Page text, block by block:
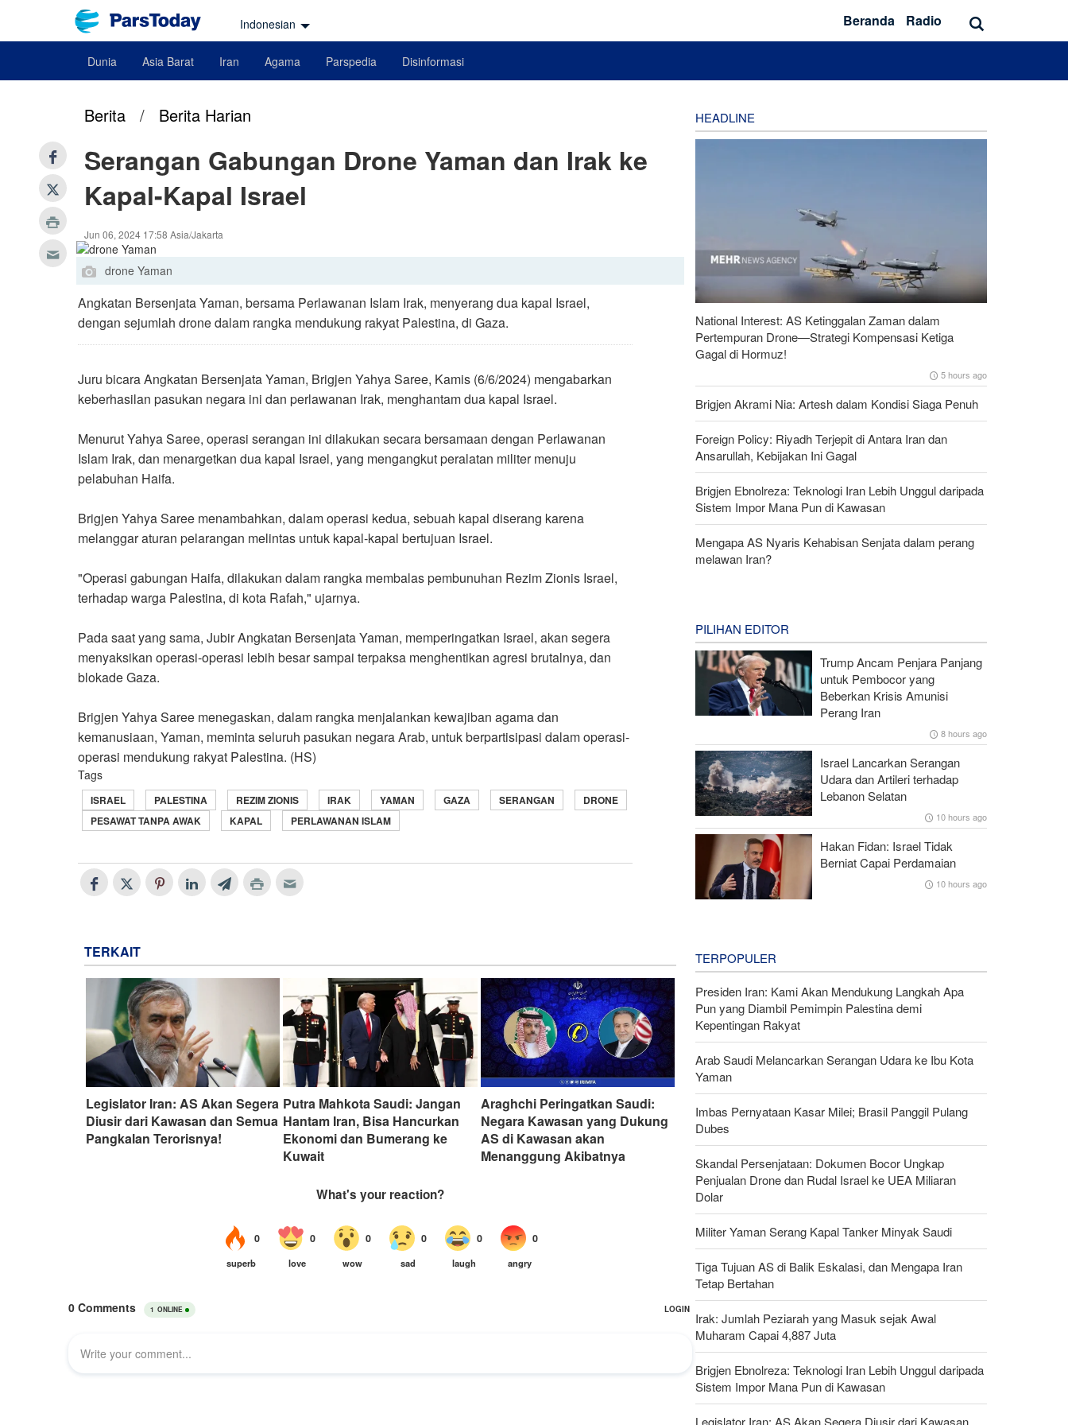
Indonesian Beranda Radio
Dunia Asia Barat Iran Agama Parspedia Disinformasi
Berita / Berita Harian
Serangan Gabungan Drone Yaman dan Irak ke
Kapal-Kapal Israel
Jun 06, 2024 17:58 Asia/Jakarta
drone Yaman
Angkatan Bersenjata Yaman, bersama Perlawanan Islam Irak, menyerang dua kapal Israel,
dengan sejumlah drone dalam rangka mendukung rakyat Palestina, di Gaza.
Juru bicara Angkatan Bersenjata Yaman, Brigjen Yahya Saree, Kamis (6/6/2024) mengabarkan
keberhasilan pasukan negara ini dan perlawanan Irak, menghantam dua kapal Israel.
Menurut Yahya Saree, operasi serangan ini dilakukan secara bersamaan dengan Perlawanan
Islam Irak, dan menargetkan dua kapal Israel, yang mengangkut peralatan militer menuju
pelabuhan Haifa.
Brigjen Yahya Saree menambahkan, dalam operasi kedua, sebuah kapal diserang karena
melanggar aturan pelarangan melintas untuk kapal-kapal bertujuan Israel.
"Operasi gabungan Haifa, dilakukan dalam rangka membalas pembunuhan Rezim Zionis Israel,
terhadap warga Palestina, di kota Rafah," ujarnya.
Pada saat yang sama, Jubir Angkatan Bersenjata Yaman, memperingatkan Israel, akan segera
menyaksikan operasi-operasi lebih besar sampai terpaksa menghentikan agresi brutalnya, dan
blokade Gaza.
Brigjen Yahya Saree menegaskan, dalam rangka menjalankan kewajiban agama dan
kemanusiaan, Yaman, meminta seluruh pasukan negara Arab, untuk berpartisipasi dalam operasi-
operasi mendukung rakyat Palestina. (HS)
Tags
ISRAEL PALESTINA REZIM ZIONIS IRAK YAMAN GAZA SERANGAN
DRONE
PESAWAT TANPA AWAK
KAPAL PERLAWANAN ISLAM
TERKAIT
Legislator Iran: AS Akan Segera
Diusir dari Kawasan dan Semua
Pangkalan Terorisnya!
Putra Mahkota Saudi: Jangan
Hantam Iran, Bisa Hancurkan
Ekonomi dan Bumerang ke
Kuwait
Araghchi Peringatkan Saudi:
Negara Kawasan yang Dukung
AS di Kawasan akan
Menanggung Akibatnya
HEADLINE
National Interest: AS Ketinggalan Zaman dalam
Pertempuran Drone—Strategi Kompensasi Ketiga
Gagal di Hormuz!
5 hours ago
Brigjen Akrami Nia: Artesh dalam Kondisi Siaga Penuh
Foreign Policy: Riyadh Terjepit di Antara Iran dan
Ansarullah, Kebijakan Ini Gagal
Brigjen Ebnolreza: Teknologi Iran Lebih Unggul daripada
Sistem Impor Mana Pun di Kawasan
Mengapa AS Nyaris Kehabisan Senjata dalam perang
melawan Iran?
PILIHAN EDITOR
Trump Ancam Penjara Panjang
untuk Pembocor yang
Beberkan Krisis Amunisi
Perang Iran
8 hours ago
Israel Lancarkan Serangan
Udara dan Artileri terhadap
Lebanon Selatan
10 hours ago
Hakan Fidan: Israel Tidak
Berniat Capai Perdamaian
10 hours ago
TERPOPULER
Presiden Iran: Kami Akan Mendukung Langkah Apa
Pun yang Diambil Pemimpin Palestina demi
Kepentingan Rakyat
Arab Saudi Melancarkan Serangan Udara ke Ibu Kota
Yaman
Imbas Pernyataan Kasar Milei; Brasil Panggil Pulang
Dubes
Skandal Persenjataan: Dokumen Bocor Ungkap
Penjualan Drone dan Rudal Israel ke UEA Miliaran
Dolar
Militer Yaman Serang Kapal Tanker Minyak Saudi
Tiga Tujuan AS di Balik Eskalasi, dan Mengapa Iran
Tetap Bertahan
Irak: Jumlah Peziarah yang Masuk sejak Awal
Muharam Capai 4,887 Juta
Brigjen Ebnolreza: Teknologi Iran Lebih Unggul daripada
Sistem Impor Mana Pun di Kawasan
Legislator Iran: AS Akan Segera Diusir dari Kawasan